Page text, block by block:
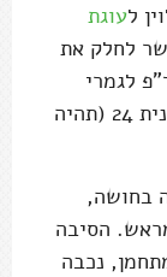
לעוגת
לחלק את
לגמרי
זורם), וניחוש שלי שהיא תזרום גם בתבנית 24 (תהיה
בחושה,
הסיבה
נכבה